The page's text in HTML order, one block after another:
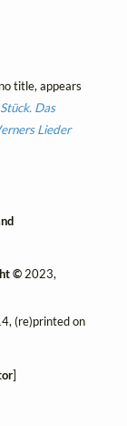
title, appears
Das
Lieder
©2023,
(re)printed on
]